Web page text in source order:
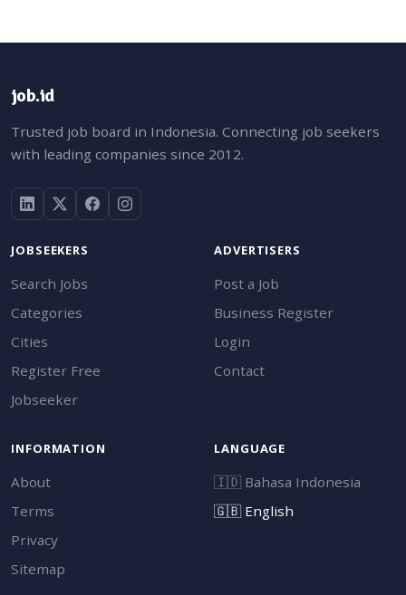
job.id
Trusted job board in Indonesia. Connecting job seekers
with leading companies since 2012.
JOBSEEKERS
Search Jobs
Categories
Cities
Register Free
Jobseeker
ADVERTISERS
Post a Job
Business Register
Login
Contact
INFORMATION
About
Terms
Privacy
Sitemap
LANGUAGE
🇮🇩 Bahasa Indonesia
🇬🇧English